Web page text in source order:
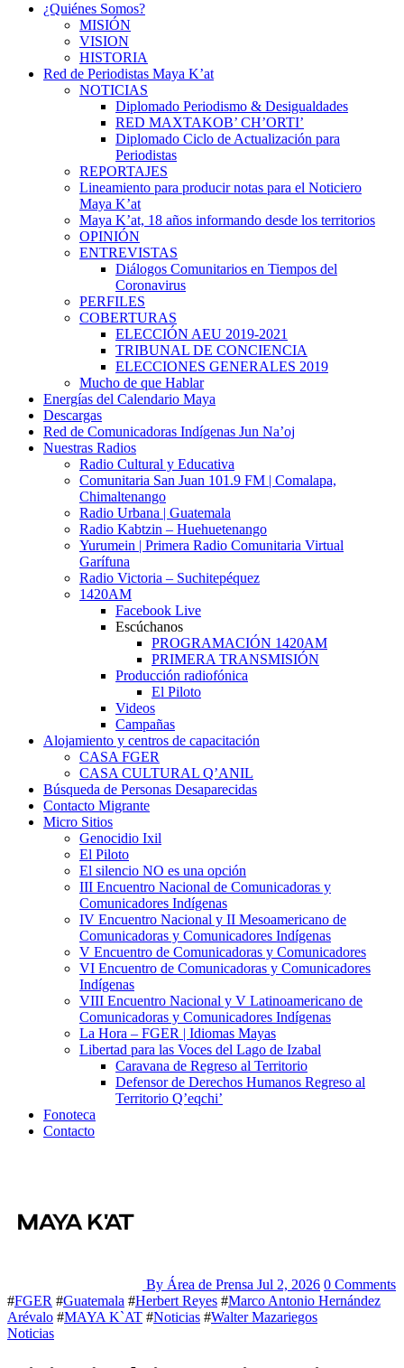
¿Quiénes Somos?
MISIÓN
VISION
HISTORIA
Red de Periodistas Maya K’at
NOTICIAS
Diplomado Periodismo & Desigualdades
RED MAXTAKOB’ CH’ORTI’
Diplomado Ciclo de Actualización para
Periodistas
REPORTAJES
Lineamiento para producir notas para el Noticiero
Maya K’at
Maya K’at, 18 años informando desde los territorios
OPINIÓN
ENTREVISTAS
Diálogos Comunitarios en Tiempos del
Coronavirus
PERFILES
COBERTURAS
ELECCIÓN AEU 2019-2021
TRIBUNAL DE CONCIENCIA
ELECCIONES GENERALES 2019
Mucho de que Hablar
Energías del Calendario Maya
Descargas
Red de Comunicadoras Indígenas Jun Na’oj
Nuestras Radios
Radio Cultural y Educativa
Comunitaria San Juan 101.9 FM | Comalapa,
Chimaltenango
Radio Urbana | Guatemala
Radio Kabtzin – Huehuetenango
Yurumein | Primera Radio Comunitaria Virtual
Garífuna
Radio Victoria – Suchitepéquez
1420AM
Facebook Live
Escúchanos
PROGRAMACIÓN 1420AM
PRIMERA TRANSMISIÓN
Producción radiofónica
El Piloto
Videos
Campañas
Alojamiento y centros de capacitación
CASA FGER
CASA CULTURAL Q’ANIL
Búsqueda de Personas Desaparecidas
Contacto Migrante
Micro Sitios
Genocidio Ixil
El Piloto
El silencio NO es una opción
III Encuentro Nacional de Comunicadoras y
Comunicadores Indígenas
IV Encuentro Nacional y II Mesoamericano de
Comunicadoras y Comunicadores Indígenas
V Encuentro de Comunicadoras y Comunicadores
VI Encuentro de Comunicadoras y Comunicadores
Indígenas
VIII Encuentro Nacional y V Latinoamericano de
Comunicadoras y Comunicadores Indígenas
La Hora – FGER | Idiomas Mayas
Libertad para las Voces del Lago de Izabal
Caravana de Regreso al Territorio
Defensor de Derechos Humanos Regreso al
Territorio Q’eqchi’
Fonoteca
Contacto
By Área de Prensa Jul 2, 2026 0 Comments
#FGER #Guatemala #Herbert Reyes #Marco Antonio Hernández
Arévalo #MAYA K`AT #Noticias #Walter Mazariegos
Noticias